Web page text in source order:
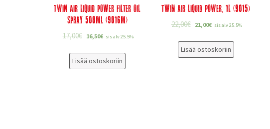
Twin Air Liquid Power filter oil
SPRAY 500ML (9016M)
17,00€ 16,50€ sis alv 25.5%
Lisää ostoskoriin
Twin Air Liquid Power, 1L (9015)
22,00€ 21,00€ sis alv 25.5%
Lisää ostoskoriin